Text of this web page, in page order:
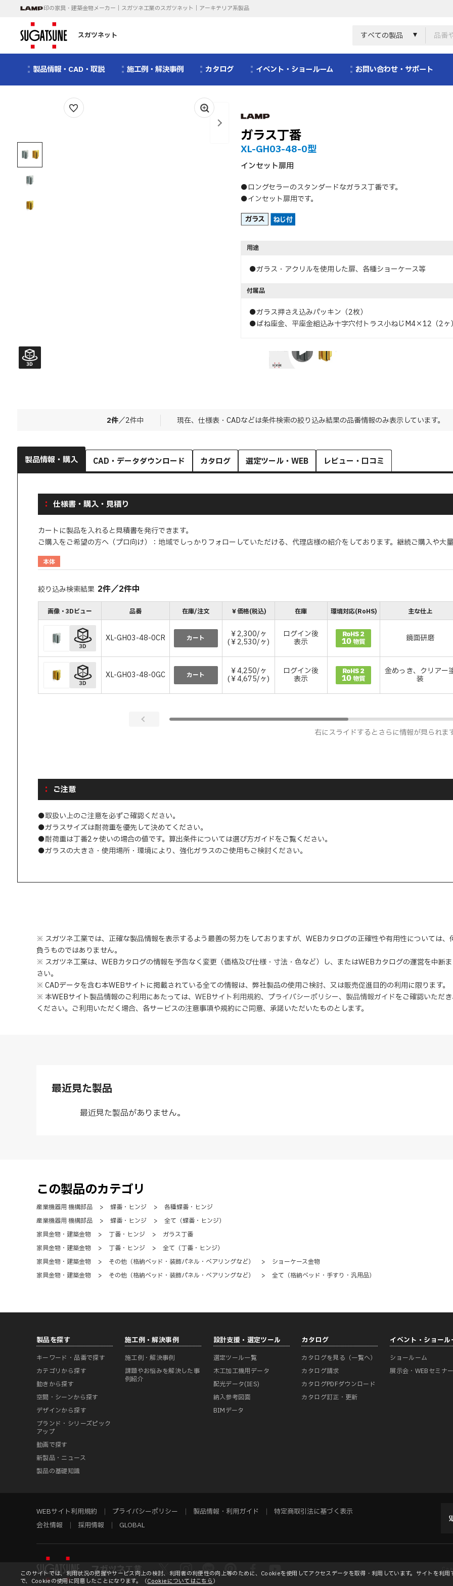
印の家具・建築金物メーカー｜スガツネ工業のスガツネット｜アーキテリア系製品
スガツネット すべての製品
製品情報・CAD・取説 施工例・解決事例 カタログ イベント・ショールーム お問い合わせ・サポート
ガラス丁番
XL-GH03-48-0型
インセット扉用
●ロングセラーのスタンダードなガラス丁番です。
●インセット扉用です。
用途
●ガラス・アクリルを使用した扉、各種ショーケース等
付属品
●ガラス押さえ込みパッキン（2枚）
●ばね座金、平座金組込み十字穴付トラス小ねじM4×12（2ヶ
特長
2件／2件中 現在、仕様表・CADなどは条件検索の絞り込み結果の品番情報のみ表示しています。
製品情報・購入 CAD・データダウンロード カタログ 選定ツール・WEB レビュー・口コミ
仕様書・購入・見積り
カートに製品を入れると見積書を発行できます。
ご購入をご希望の方へ（プロ向け）：地域でしっかりフォローしていただける、代理店様の紹介をしております。継続ご購入や大
本体
絞り込み検索結果 2件／2件中
画像・3Dビュー 品番 在庫/注文 ￥価格(税込) 在庫 環境対応(RoHS) 主な仕上
XL-GH03-48-0CR カート ￥2,300/ヶ
(￥2,530/ヶ)
ログイン後
表示 鏡面研磨
XL-GH03-48-0GC カート ￥4,250/ヶ
(￥4,675/ヶ)
ログイン後
表示
金めっき、クリアー
装
右にスライドするとさらに情報が見られま
ご注意
●取扱い上のご注意を必ずご確認ください。
●ガラスサイズは耐荷重を優先して決めてください。
●耐荷重は丁番2ヶ使いの場合の値です。算出条件については選び方ガイドをご覧ください。
●ガラスの大きさ・使用場所・環境により、強化ガラスのご使用もご検討ください。
※ スガツネ工業では、正確な製品情報を表示するよう最善の努力をしておりますが、WEBカタログの正確性や有用性については
負うものではありません。
※ スガツネ工業は、WEBカタログの情報を予告なく変更（価格及び仕様・寸法・色など）し、またはWEBカタログの運営を中断
さい。
※ CADデータを含む本WEBサイトに掲載されている全ての情報は、弊社製品の使用ご検討、又は販売促進目的の利用に限ります。
※ 本WEBサイト製品情報のご利用にあたっては、 WEBサイト利用規約、 プライバシーポリシー、 製品情報ガイドをご確認いただ
ください。ご利用いただく場合、各サービスの注意事項や規約にご同意、 承諾いただいたものとします。
最近見た製品
最近見た製品がありません。
この製品のカテゴリ
産業機器用 機構部品 > 蝶番・ヒンジ >
各種蝶番・ヒンジ
産業機器用 機構部品
> 蝶番・ヒンジ >
全て（蝶番・ヒンジ）
家具金物・建築金物
> 丁番・ヒンジ >
ガラス丁番
家具金物・建築金物
> 丁番・ヒンジ >
全て（丁番・ヒンジ）
家具金物・建築金物
> その他（格納ベッド・装飾パネル・ベアリングなど） >
ショーケース金物
家具金物・建築金物
> その他（格納ベッド・装飾パネル・ベアリングなど） > 全て（格納ベッド・手すり・汎用品）
製品を探す
キーワード・品番で探す
カテゴリから探す
動きから探す
空間・シーンから探す
デザインから探す
ブランド・シリーズピック
アップ
動画で探す
新製品・ニュース
製品の基礎知識
施工例・解決事例
施工例・解決事例
課題やお悩みを解決した事
例紹介
設計支援・選定ツール
選定ツール一覧
木工加工機用データ
配光データ(IES)
納入参考図面
BIMデータ
カタログ
カタログを見る（一覧へ）
カタログ請求
カタログPDFダウンロード
カタログ訂正・更新
イベント・ショール
ショールーム
展示会・WEBセミナ
WEBサイト利用規約 プライバシーポリシー 製品情報・利用ガイド
特定商取引法に基づく表示
会社情報
採用情報 GLOBAL
このサイトでは、利用状況の把握やサービス向上の検討、利用者の利便性の向上等のために、Cookieを使用してアクセスデータを取得・利用しています。サイトを利用
で、Cookieの使用に同意したことになります。（Cookieについてはこちら）